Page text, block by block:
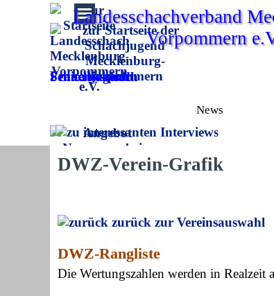
Direkt zum Seiteninhalt
Landesschachverband
Vorpommern
Frauenschach
Schachjugend
Seniorenschach
News
DWZ-Verein-Grafik
zurück zur Vereinsauswahl
DWZ-Rangliste
Die Wertungszahlen werden in Realzeit